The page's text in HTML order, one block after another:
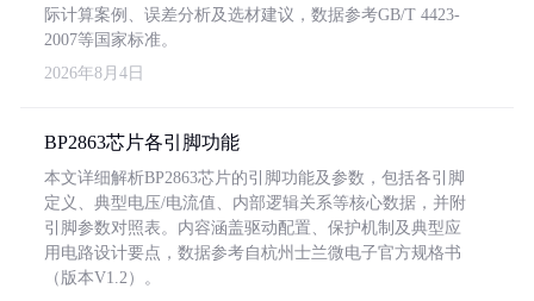
际计算案例、误差分析及选材建议，数据参考GB/T 4423-
2007等国家标准。
2026年8月4日
BP2863芯片各引脚功能
本文详细解析BP2863芯片的引脚功能及参数，包括各引脚
定义、典型电压/电流值、内部逻辑关系等核心数据，并附
引脚参数对照表。内容涵盖驱动配置、保护机制及典型应
用电路设计要点，数据参考自杭州士兰微电子官方规格书
（版本V1.2）。